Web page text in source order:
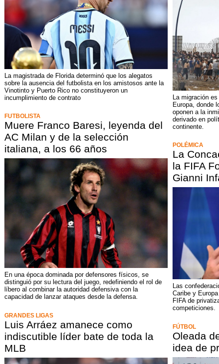
La magistrada de Florida determinó que los alegatos
sobre la ausencia del futbolista en los amistosos ante la
Vinotinto y Puerto Rico no constituyeron un
incumplimiento de contrato
FUTBOLISTA
Muere Franco Baresi, leyenda del
AC Milan y de la selección
italiana, a los 66 años
En una época dominada por defensores físicos, se
distinguió por su lectura del juego, redefiniendo el rol de
líbero al combinar la autoridad defensiva con la
capacidad de lanzar ataques desde la defensa.
GRANDES LIGAS
Luis Arráez amanece como
indiscutible líder bate de toda la
MLB
La migración
Europa, donde
oponen a la
derivado en
continente.
POLÉMICA
La
la FIFA
Gianni
Las
Caribe y
FIFA de
competiciones.
FÚTBOL
Oleada
idea de